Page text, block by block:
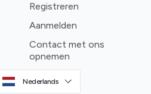
Registreren
Aanmelden
Contact met ons
opnemen
Nederlands